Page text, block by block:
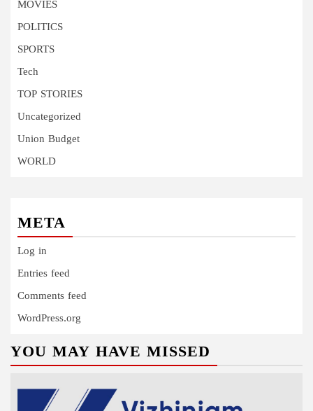
MOVIES
POLITICS
SPORTS
Tech
TOP STORIES
Uncategorized
Union Budget
WORLD
META
Log in
Entries feed
Comments feed
WordPress.org
YOU MAY HAVE MISSED